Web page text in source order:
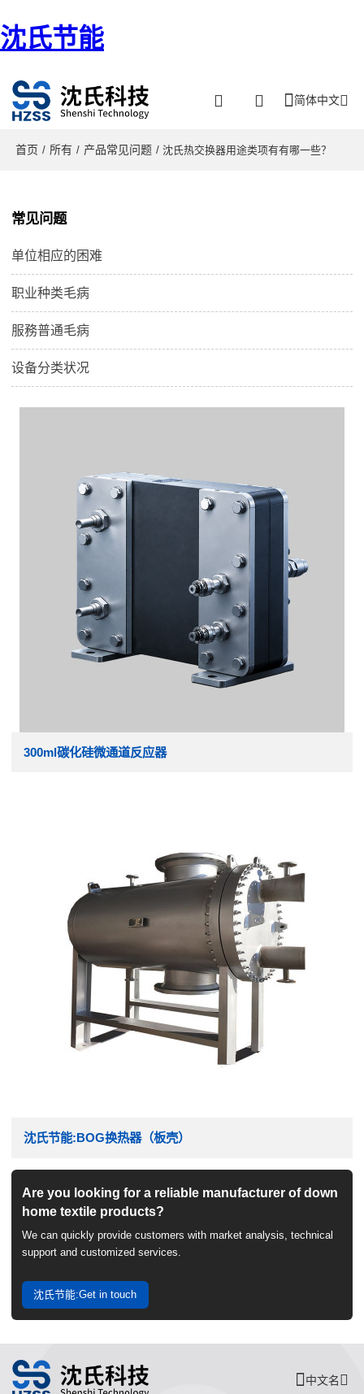
沈氏节能
简体中文
首页 / 所有 / 产品常见问题 / 沈氏热交换器用途类项有有哪一些？
常见问题
单位相应的困难
职业种类毛病
服務普通毛病
设备分类状况
300ml碳化硅微通道反应器
沈氏节能:BOG换热器（板壳）
Are you looking for a reliable manufacturer of down
home textile products?
We can quickly provide customers with market analysis, technical
support and customized services.
沈氏节能:Get in touch
中文名